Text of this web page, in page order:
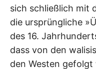
sich schließlich mit
die ursprüngliche
des 16.
dass von den
den Westen